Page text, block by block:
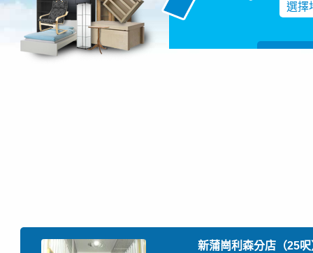
選擇
新蒲崗利森分店（25